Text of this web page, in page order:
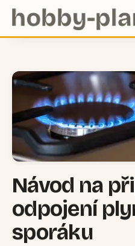
Návod na
odpojení
sporáku